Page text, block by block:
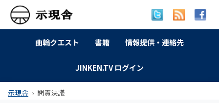
曲輪クエスト 書籍 情報提供・連絡先
JINKEN.TV ログイン
示現舎 問責決議